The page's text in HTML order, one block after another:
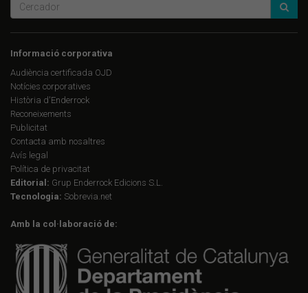
Informació corporativa
Audiència certificada OJD
Notícies corporatives
Història d'Enderrock
Reconeixements
Publicitat
Contacta amb nosaltres
Avís legal
Política de privacitat
Editorial: Grup Enderrock Edicions S.L.
Tecnologia: Sobrevia.net
Amb la col·laboració de: